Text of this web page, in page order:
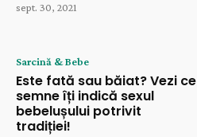
sept. 30, 2021
Sarcină & Bebe
Este fată sau băiat? Vezi ce
semne îți indică sexul
bebelușului potrivit
tradiției!